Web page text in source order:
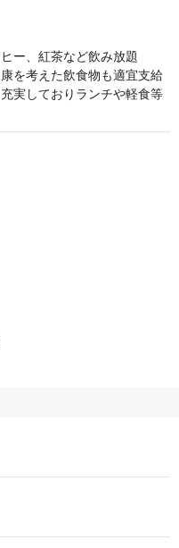
ー、紅茶など飲み放題
を考えた飲食物も適宜支給
実しておりランチや軽食等